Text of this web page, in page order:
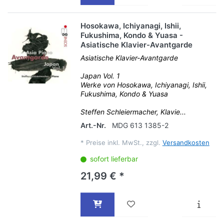
Hosokawa, Ichiyanagi, Ishii,
Fukushima, Kondo & Yuasa -
Asiatische Klavier-Avantgarde
Asiatische Klavier-Avantgarde
Japan Vol. 1
Werke von Hosokawa, Ichiyanagi, Ishii,
Fukushima, Kondo & Yuasa
Steffen Schleiermacher, Klavie...
Art.-Nr.
MDG 613 1385-2
* Preise inkl. MwSt., zzgl. Versandkosten
sofort lieferbar
21,99 € *